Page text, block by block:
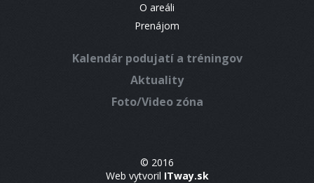
O areáli
Prenájom
Kalendár podujatí a tréningov
Aktuality
Foto/Video zóna
© 2016
Web vytvoril ITway.sk